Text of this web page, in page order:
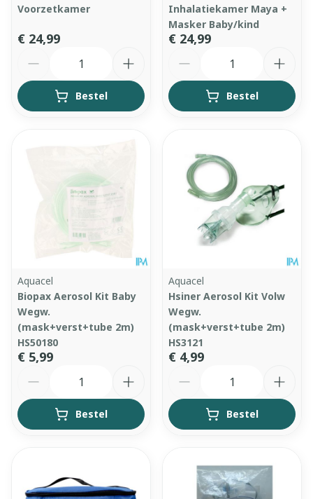
Voorzetkamer
€ 24,99
Bestel
Inhalatiekamer Maya +
Masker Baby/kind
€ 24,99
Bestel
Aquacel
Biopax Aerosol Kit Baby
Wegw.
(mask+verst+tube 2m)
HS50180
€ 5,99
Bestel
Aquacel
Hsiner Aerosol Kit Volw
Wegw.
(mask+verst+tube 2m)
HS3121
€ 4,99
Bestel